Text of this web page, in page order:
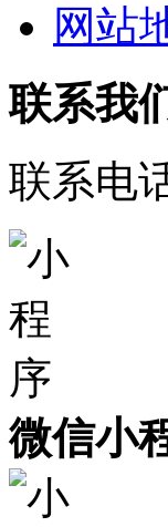
网站
联系我
联系电
微信小